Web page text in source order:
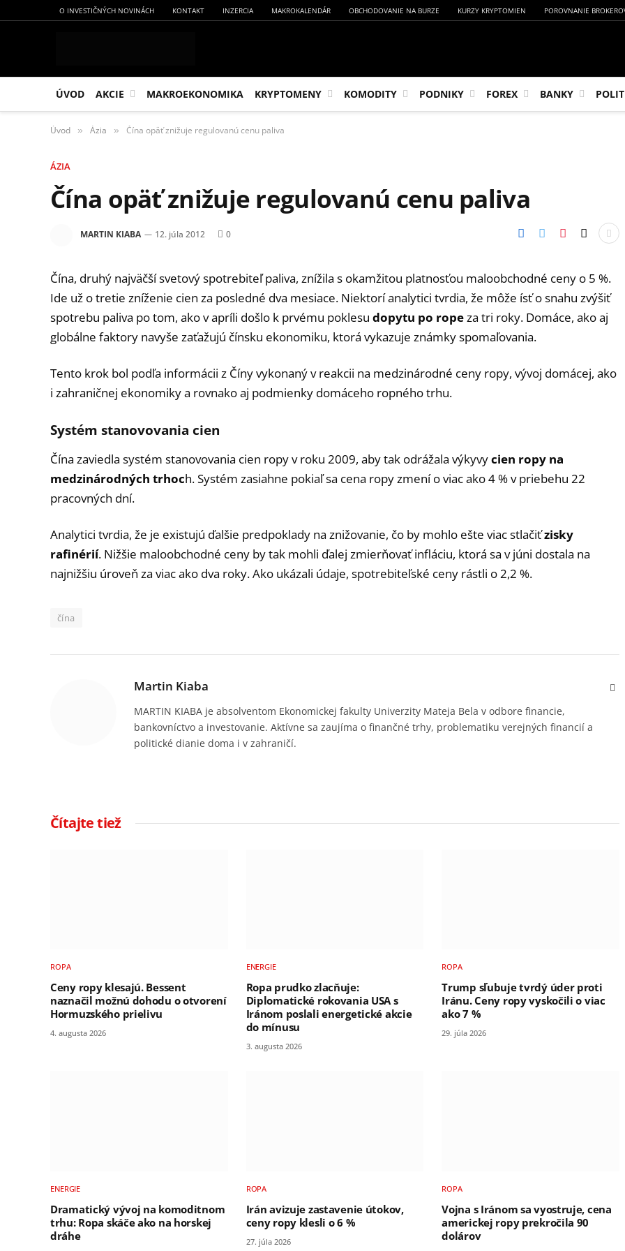
O INVESTIČNÝCH NOVINÁCH KONTAKT INZERCIA MAKROKALENDÁR OBCHODOVANIE NA BURZE KURZY KRYPTOMIEN POROVNANIE
ÚVOD AKCIE MAKROEKONOMIKA KRYPTOMENY KOMODITY PODNIKY FOREX BANKY
Úvod » Ázia » Čína opäť znižuje regulovanú cenu paliva
ÁZIA
Čína opäť znižuje regulovanú cenu paliva
MARTIN KIABA 12. júla 2012 0
Čína, druhý najväčší svetový spotrebiteľ paliva, znížila s okamžitou platnosťou maloobchodné ceny o 5 %.
Ide už o tretie zníženie cien za posledné dva mesiace. Niektorí analytici tvrdia, že môže ísť o snahu zvýšiť
spotrebu paliva po tom, ako v apríli došlo k prvému poklesu dopytu po ropeza tri roky. Domáce, ako aj
globálne faktory navyše zaťažujú čínsku ekonomiku, ktorá vykazuje známky spomaľovania.
Tento krok bol podľa informácii z Číny vykonaný v reakcii na medzinárodné ceny ropy, vývoj domácej, ako
i zahraničnej ekonomiky a rovnako aj podmienky domáceho ropného trhu.
Systém stanovovania cien
Čína zaviedla systém stanovovania cien ropy v roku 2009, aby tak odrážala výkyvycien ropy na
medzinárodných trhoch. Systém zasiahne pokiaľ sa cena ropy zmení o viac ako 4 % v priebehu 22
pracovných dní.
Analytici tvrdia, že je existujú ďalšie predpoklady na znižovanie, čo by mohlo ešte viac stlačiťzisky
rafinérií. Nižšie maloobchodné ceny by tak mohli ďalej zmierňovať infláciu, ktorá sa v júni dostala na
najnižšiu úroveň za viac ako dva roky. Ako ukázali údaje, spotrebiteľské ceny rástli o 2,2 %.
čína
Martin Kiaba
MARTIN KIABA je absolventom Ekonomickej fakulty Univerzity Mateja Bela v odbore financie,
bankovníctvo a investovanie. Aktívne sa zaujíma o finančné trhy, problematiku verejných financií a
politické dianie doma i v zahraničí.
Čítajte tiež
ROPA
Ceny ropy klesajú. Bessent
naznačil možnú dohodu o otvorení
Hormuzského prielivu
4. augusta 2026
ENERGIE
Ropa prudko zlacňuje:
Diplomatické rokovania USA s
Iránom poslali energetické akcie
do mínusu
3. augusta 2026
ROPA
Trump sľubuje tvrdý úder proti
Iránu. Ceny ropy vyskočili o viac
ako 7 %
29. júla 2026
ENERGIE
Dramatický vývoj na komoditnom
trhu: Ropa skáče ako na horskej
dráhe
ROPA
Irán avizuje zastavenie útokov,
ceny ropy klesli o 6 %
27. júla 2026
ROPA
Vojna s Iránom sa vyostruje, cena
americkej ropy prekročila 90
dolárov